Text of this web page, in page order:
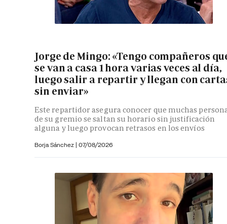
Jorge de Mingo: «Tengo compañeros
se van a casa 1 hora varias veces al día,
luego salir a repartir y llegan con
sin enviar»
Este repartidor asegura conocer que muchas
de su gremio se saltan su horario sin justificación
alguna y luego provocan retrasos en los envíos
Borja Sánchez | 07/08/2026